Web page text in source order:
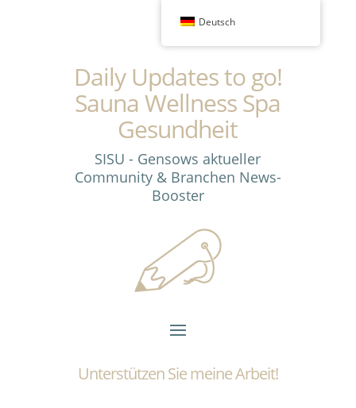
Daily Updates to go!
Sauna Wellness Spa
Gesundheit
SISU - Gensows aktueller
Community & Branchen News-
Booster
Unterstützen Sie meine Arbeit!
Deutsch